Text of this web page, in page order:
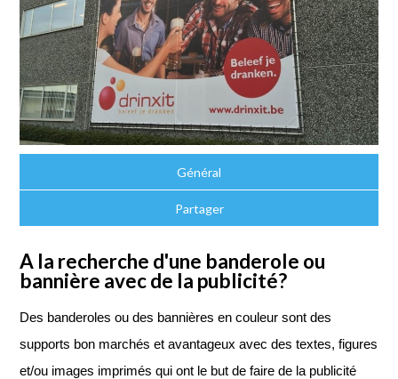
Général
Partager
A la recherche d'une banderole ou
bannière avec de la publicité?
Des banderoles ou des bannières en couleur sont des
supports bon marchés et avantageux avec des textes, figures
et/ou images imprimés qui ont le but de faire de la publicité